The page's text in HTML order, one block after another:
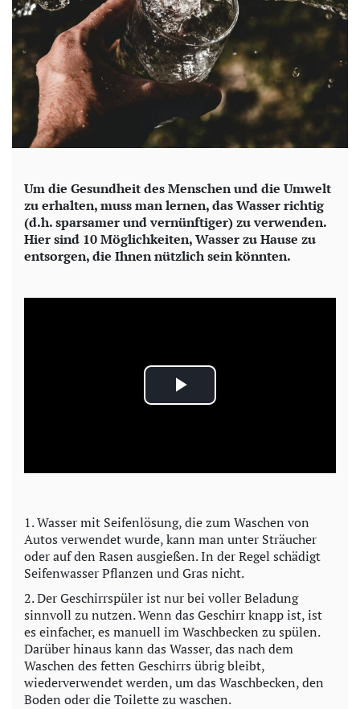
Um die Gesundheit des Menschen und die Umwelt
zu erhalten, muss man lernen, das Wasser richtig
(d.h. sparsamer und vernünftiger) zu verwenden.
Hier sind 10 Möglichkeiten, Wasser zu Hause zu
entsorgen, die Ihnen nützlich sein könnten.
P
a
y
V
i
d
e
o
1. Wasser mit Seifenlösung, die zum Waschen von
Autos verwendet wurde, kann man unter Sträucher
oder auf den Rasen ausgießen. In der Regel schädigt
Seifenwasser Pflanzen und Gras nicht.
2. Der Geschirrspüler ist nur bei voller Beladung
sinnvoll zu nutzen. Wenn das Geschirr knapp ist, ist
es einfacher, es manuell im Waschbecken zu spülen.
Darüber hinaus kann das Wasser, das nach dem
Waschen des fetten Geschirrs übrig bleibt,
wiederverwendet werden, um das Waschbecken, den
Boden oder die Toilette zu waschen.